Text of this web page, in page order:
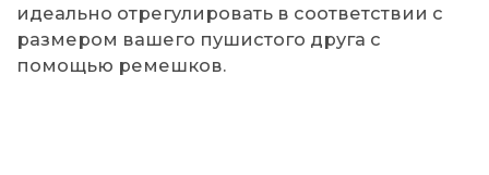
идеально отрегулировать в соответствии с
размером вашего пушистого друга с
помощью ремешков.